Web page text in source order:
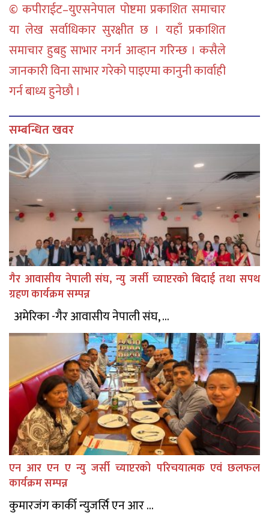
© कपीराईट–युएसनेपाल पोष्टमा प्रकाशित समाचार
या लेख सर्वाधिकार सुरक्षीत छ । यहाँ प्रकाशित
समाचार हुबहु साभार नगर्न आव्हान गरिन्छ । कसैले
जानकारी विना साभार गरेको पाइएमा कानुनी कार्वाही
गर्न बाध्य हुनेछौ ।
सम्बन्धित खवर
गैर आवासीय नेपाली संघ, न्यु जर्सी च्याप्टरको बिदाई तथा सपथ
ग्रहण कार्यक्रम सम्पन्न
अमेरिका -गैर आवासीय नेपाली संघ, ...
एन आर एन ए न्यु जर्सी च्याप्टरको परिचयात्मक एवं छलफल
कार्यक्रम सम्पन्न
कुमारजंग कार्की न्युजर्सि एन आर ...